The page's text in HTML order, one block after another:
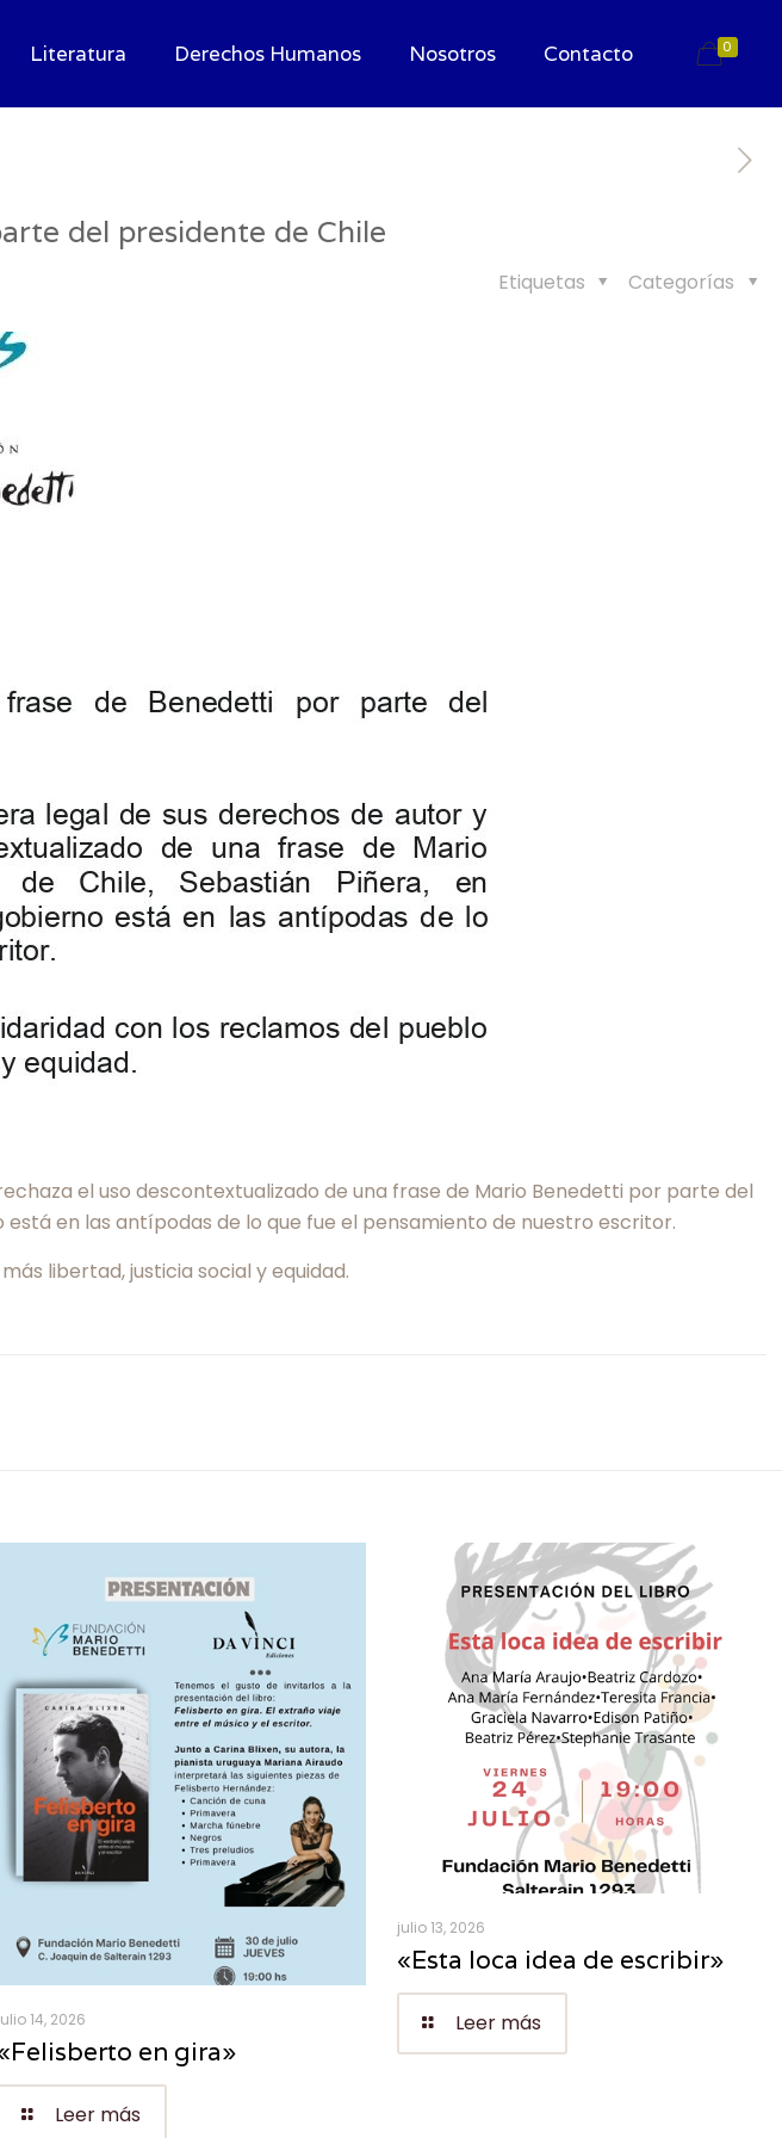
Literatura Derechos Humanos Nosotros Contacto 0
del presidente de Chile
Categorías
Etiquetas
el uso descontextualizado de una frase de Mario Benedetti por parte del
en las antípodas de lo que fue el pensamiento de nuestro escritor.
libertad, justicia social y equidad.
14, 2026
en gira»
Leer más
julio 13, 2026
«Esta loca idea de escribir»
Leer más